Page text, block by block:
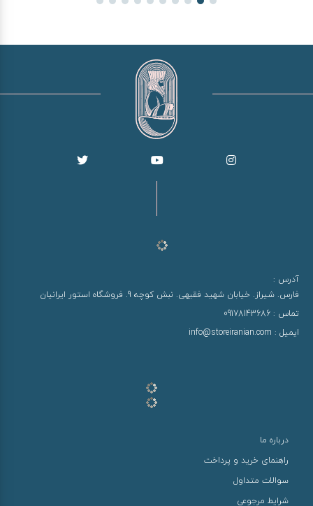
آدرس :
فارس. شیراز. خیابان شهید فقیهی. نبش کوچه 9. فروشگاه استور ایرانیان
تماس : 09178143686
ایمیل : info@storeiranian.com
درباره ما
راهنمای خرید و پرداخت
سوالات متداول
شرایط مرجوعی